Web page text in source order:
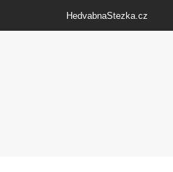
HedvabnaStezka.cz